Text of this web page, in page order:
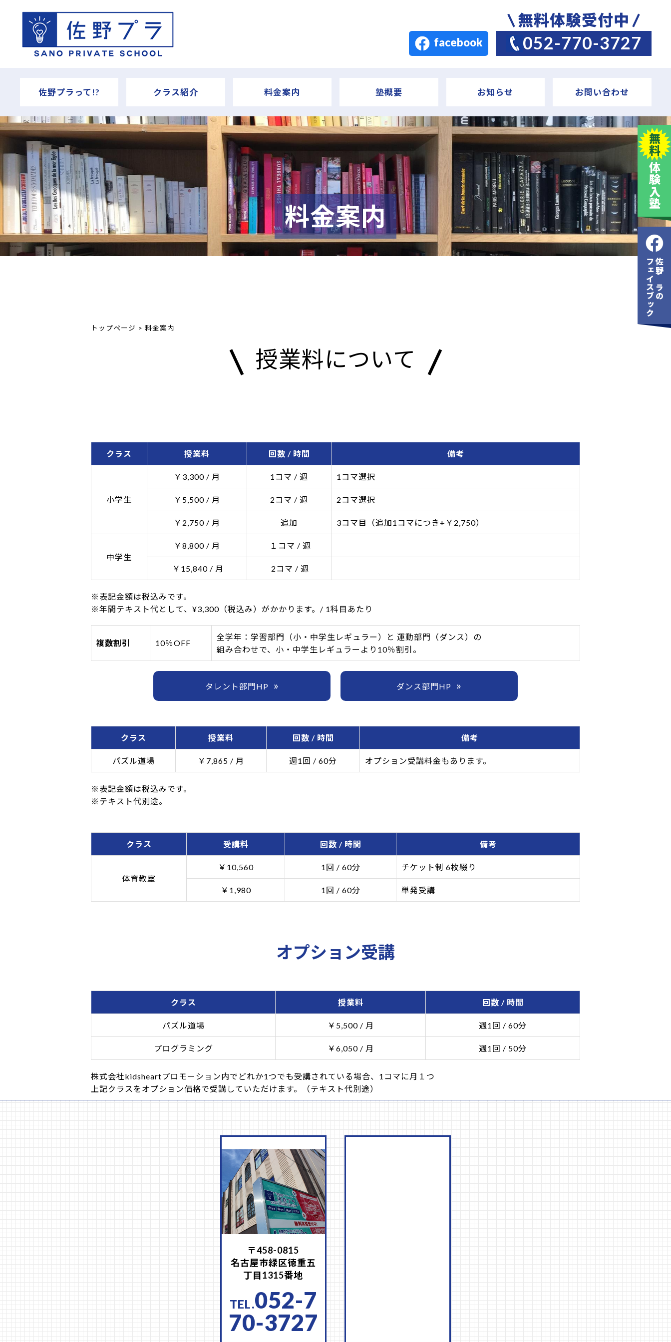
facebook
無料体験受付中
052-770-3727
佐野プラって!? クラス紹介 料金案内 塾概要 お知らせ お問い合わせ
料金案内
トップページ > 料金案内
授業料について
クラス 授業料 回数 / 時間 備考
小学生
￥3,300 / 月 1コマ / 週 1コマ選択
￥5,500 / 月 2コマ / 週 2コマ選択
￥2,750 / 月 追加 3コマ目（追加1コマにつき+￥2,750）
中学生
￥8,800 / 月 １コマ / 週
￥15,840 / 月 2コマ / 週
※表記金額は税込みです。
※年間テキスト代として、¥3,300（税込み）がかかります。/ 1科目あたり
複数割引 10％OFF
全学年：学習部門（小・中学生レギュラー）と 運動部門（ダンス）の
組み合わせで、小・中学生レギュラーより10％割引。
タレント部門HP ダンス部門HP
クラス 授業料 回数 / 時間 備考
パズル道場 ￥7,865 / 月 週1回 / 60分 オプション受講料金もあります。
※表記金額は税込みです。
※テキスト代別途。
クラス 受講料 回数 / 時間 備考
体育教室
￥10,560 1回 / 60分 チケット制 6枚綴り
￥1,980 1回 / 60分 単発受講
オプション受講
クラス 授業料 回数 / 時間
パズル道場 ￥5,500 / 月 週1回 / 60分
プログラミング ￥6,050 / 月 週1回 / 50分
株式会社kidsheartプロモーション内でどれか1つでも受講されている場合、1コマに月１つ
上記クラスをオプション価格で受講していただけます。（テキスト代別途）
無料
体験入塾
佐野プラの
フェイスブック
〒458-0815
名古屋市緑区徳重五
丁目1315番地
052-7
70-3727